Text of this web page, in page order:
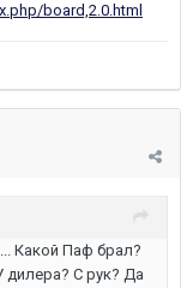
board,2.0.html
Какой Паф брал?
дилера? С рук? Да